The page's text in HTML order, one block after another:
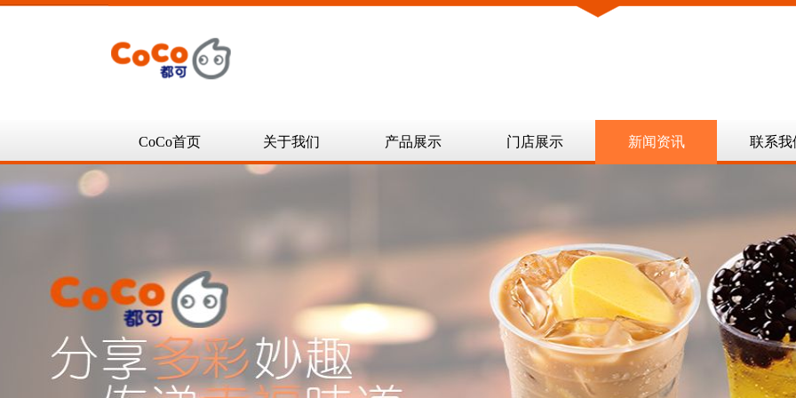
CoCo首页 关于我们 产品展示 门店展示 新闻资讯 联系我